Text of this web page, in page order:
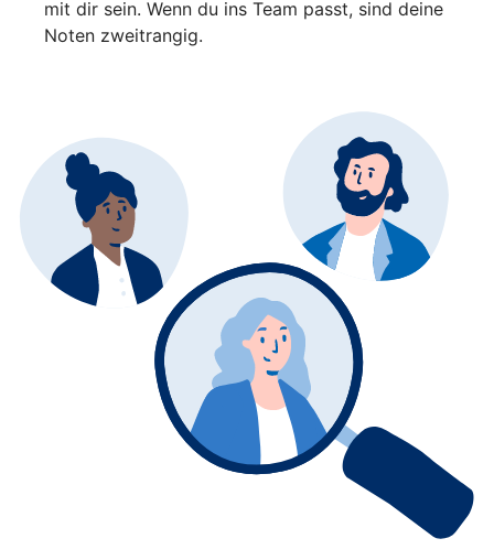
mit dir sein. Wenn du ins Team passt, sind deine
Noten zweitrangig.